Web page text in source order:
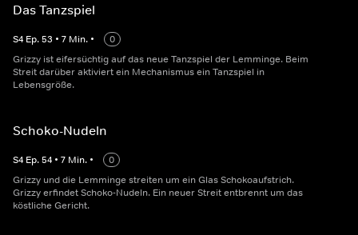
Das Tanzspiel
S4 Ep.53 • 7 Min. •
0
Grizzy ist eifersüchtig auf das neue Tanzspiel der Lemminge. Beim
Streit darüber aktiviert ein Mechanismus ein Tanzspiel in
Lebensgröße.
Schoko-Nudeln
S4 Ep.54 • 7 Min. •
0
Grizzy und die Lemminge streiten um ein Glas Schokoaufstrich.
Grizzy erfindet Schoko-Nudeln. Ein neuer Streit entbrennt um das
köstliche Gericht.